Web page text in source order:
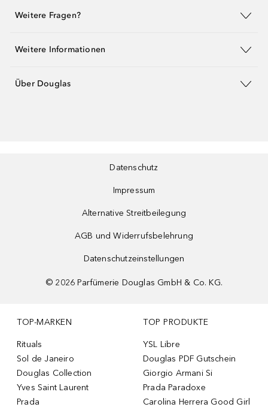
Weitere Fragen?
Weitere Informationen
Über Douglas
Datenschutz
Impressum
Alternative Streitbeilegung
AGB und Widerrufsbelehrung
Datenschutzeinstellungen
© 2026 Parfümerie Douglas GmbH & Co. KG.
TOP-MARKEN
Rituals
Sol de Janeiro
Douglas Collection
Yves Saint Laurent
Prada
TOP PRODUKTE
YSL Libre
Douglas PDF Gutschein
Giorgio Armani Si
Prada Paradoxe
Carolina Herrera Good Girl